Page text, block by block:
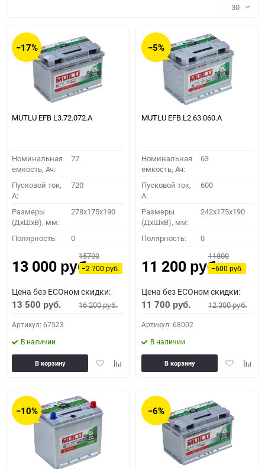
ПОДОБРАТЬ
Как определить полярность?
0 - обратная 1 - прямая 3 - обратная 4 - прямая
30
30
60
90
−17%
MUTLU EFB L3.72.072.A
Номинальная
емкость, Ач:
72
Пусковой ток,
A:
720
Размеры
(ДхШхВ), мм:
278x175x190
Полярность: 0
13 000 руб.
15700
−2 700руб.
Цена без ECOном скидки:
13 500 руб. 16 200руб.
Артикул: 67523
В наличии
ДобавитьДобавить
В корзину
−5%
MUTLU EFB.L2.63.060.A
Номинальная
емкость, Ач:
63
Пусковой ток,
A:
600
Размеры
(ДхШхВ), мм:
242х175х190
Полярность: 0
11 200 руб.
11800
−600руб.
Цена без ECOном скидки:
11 700 руб. 12 300руб.
Артикул: 68002
В наличии
Добавить
В корзину
−10% −6%